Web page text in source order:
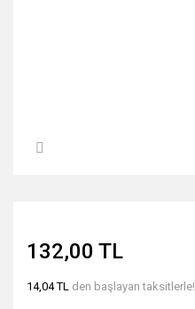
132,00 TL
14,04 TL den başlayan taksitlerle!